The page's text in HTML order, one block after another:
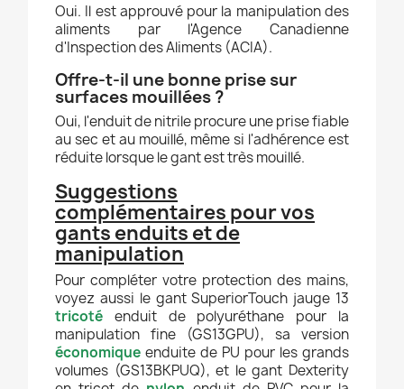
Oui. Il est approuvé pour la manipulation des
aliments par l'Agence Canadienne
d'Inspection des Aliments (ACIA).
Offre-t-il une bonne prise sur
surfaces mouillées ?
Oui, l'enduit de nitrile procure une prise fiable
au sec et au mouillé, même si l'adhérence est
réduite lorsque le gant est très mouillé.
Suggestions
complémentaires pour vos
gants enduits et de
manipulation
Pour compléter votre protection des mains,
voyez aussi le gant SuperiorTouch jauge 13
tricoté enduit de polyuréthane pour la
manipulation fine (GS13GPU), sa version
économique enduite de PU pour les grands
volumes (GS13BKPUQ), et le gant Dexterity